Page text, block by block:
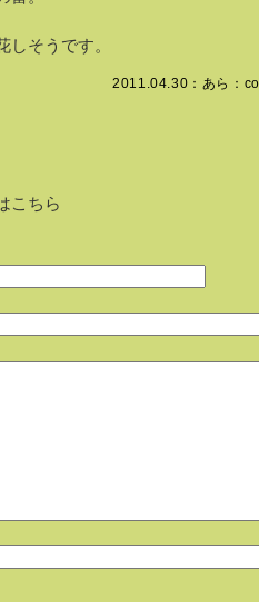
しそうです。
2011.04.30： あら ：
こちら